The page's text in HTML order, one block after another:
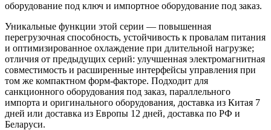
оборудование под ключ и импортное оборудование под заказ.
Уникальные функции этой серии — повышенная
перегрузочная способность, устойчивость к провалам питания
и оптимизированное охлаждение при длительной нагрузке;
отличия от предыдущих серий: улучшенная электромагнитная
совместимость и расширенные интерфейсы управления при
том же компактном форм-факторе. Подходит для
санкционного оборудования под заказ, параллельного
импорта и оригинального оборудования, доставка из Китая 7
дней или доставка из Европы 12 дней, доставка по РФ и
Беларуси.